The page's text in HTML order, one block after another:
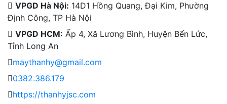
VPGD Hà Nội: 14D1 Hồng Quang, Đại Kim, Phường
Định Công, TP Hà Nội
VPGD HCM: Ấp 4, Xã Lương Bình, Huyện Bến Lức,
Tỉnh Long An
maythanhy@gmail.com
0382.386.179
https://thanhyjsc.com